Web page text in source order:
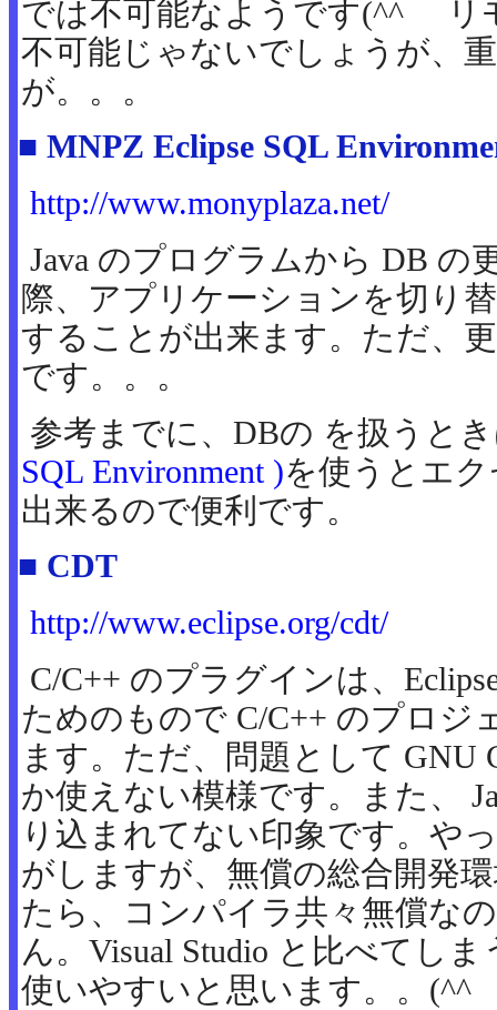
では不可能なようです(^^ゞ
不可能じゃないでしょうが、
が。。。
■ MNPZ Eclipse SQL
http://www.monyplaza.net/
Java のプログラムから DB の
際、アプリケーションを切り
することが出来ます。ただ、
です。。。
参考までに、DBの を扱うと
SQL Environment )を使うとエ
出来るので便利です。
■ CDT
http://www.eclipse.org/cdt/
C/C++ のプラグインは、
ためのもので C/C++ のプロジ
ます。ただ、問題として GNU
か使えない模様です。また、
り込まれてない印象です。や
がしますが、無償の総合開発
たら、コンパイラ共々無償な
ん。Visual Studio と比べてし
使いやすいと思います。。